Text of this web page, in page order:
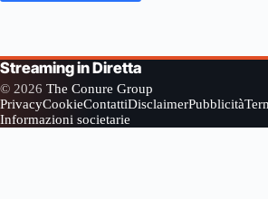
Streaming in Diretta
© 2026 The Conure Group
PrivacyCookieContattiDisclaimerPubblicità
Informazioni societarie